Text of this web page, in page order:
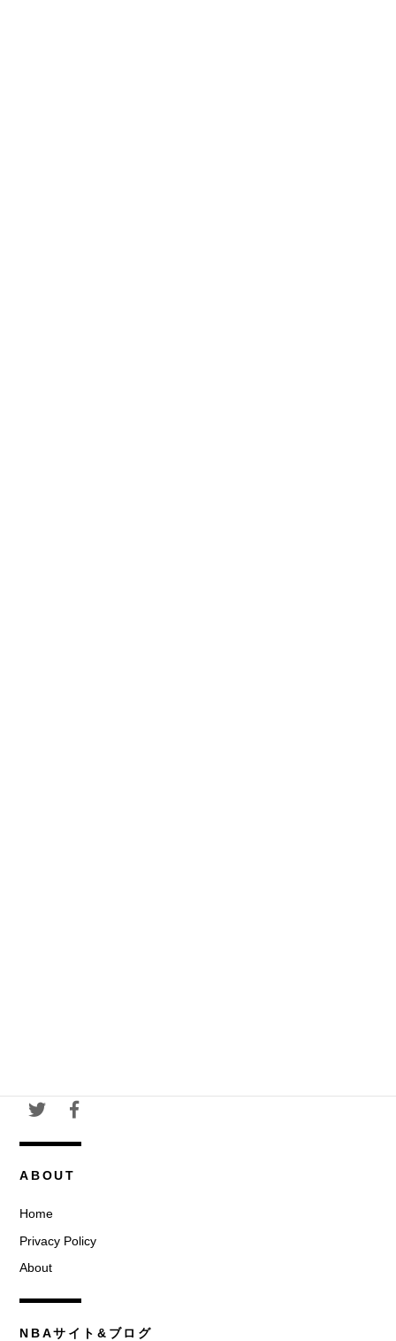
ABOUT
Home
Privacy Policy
About
NBAサイト&ブログ